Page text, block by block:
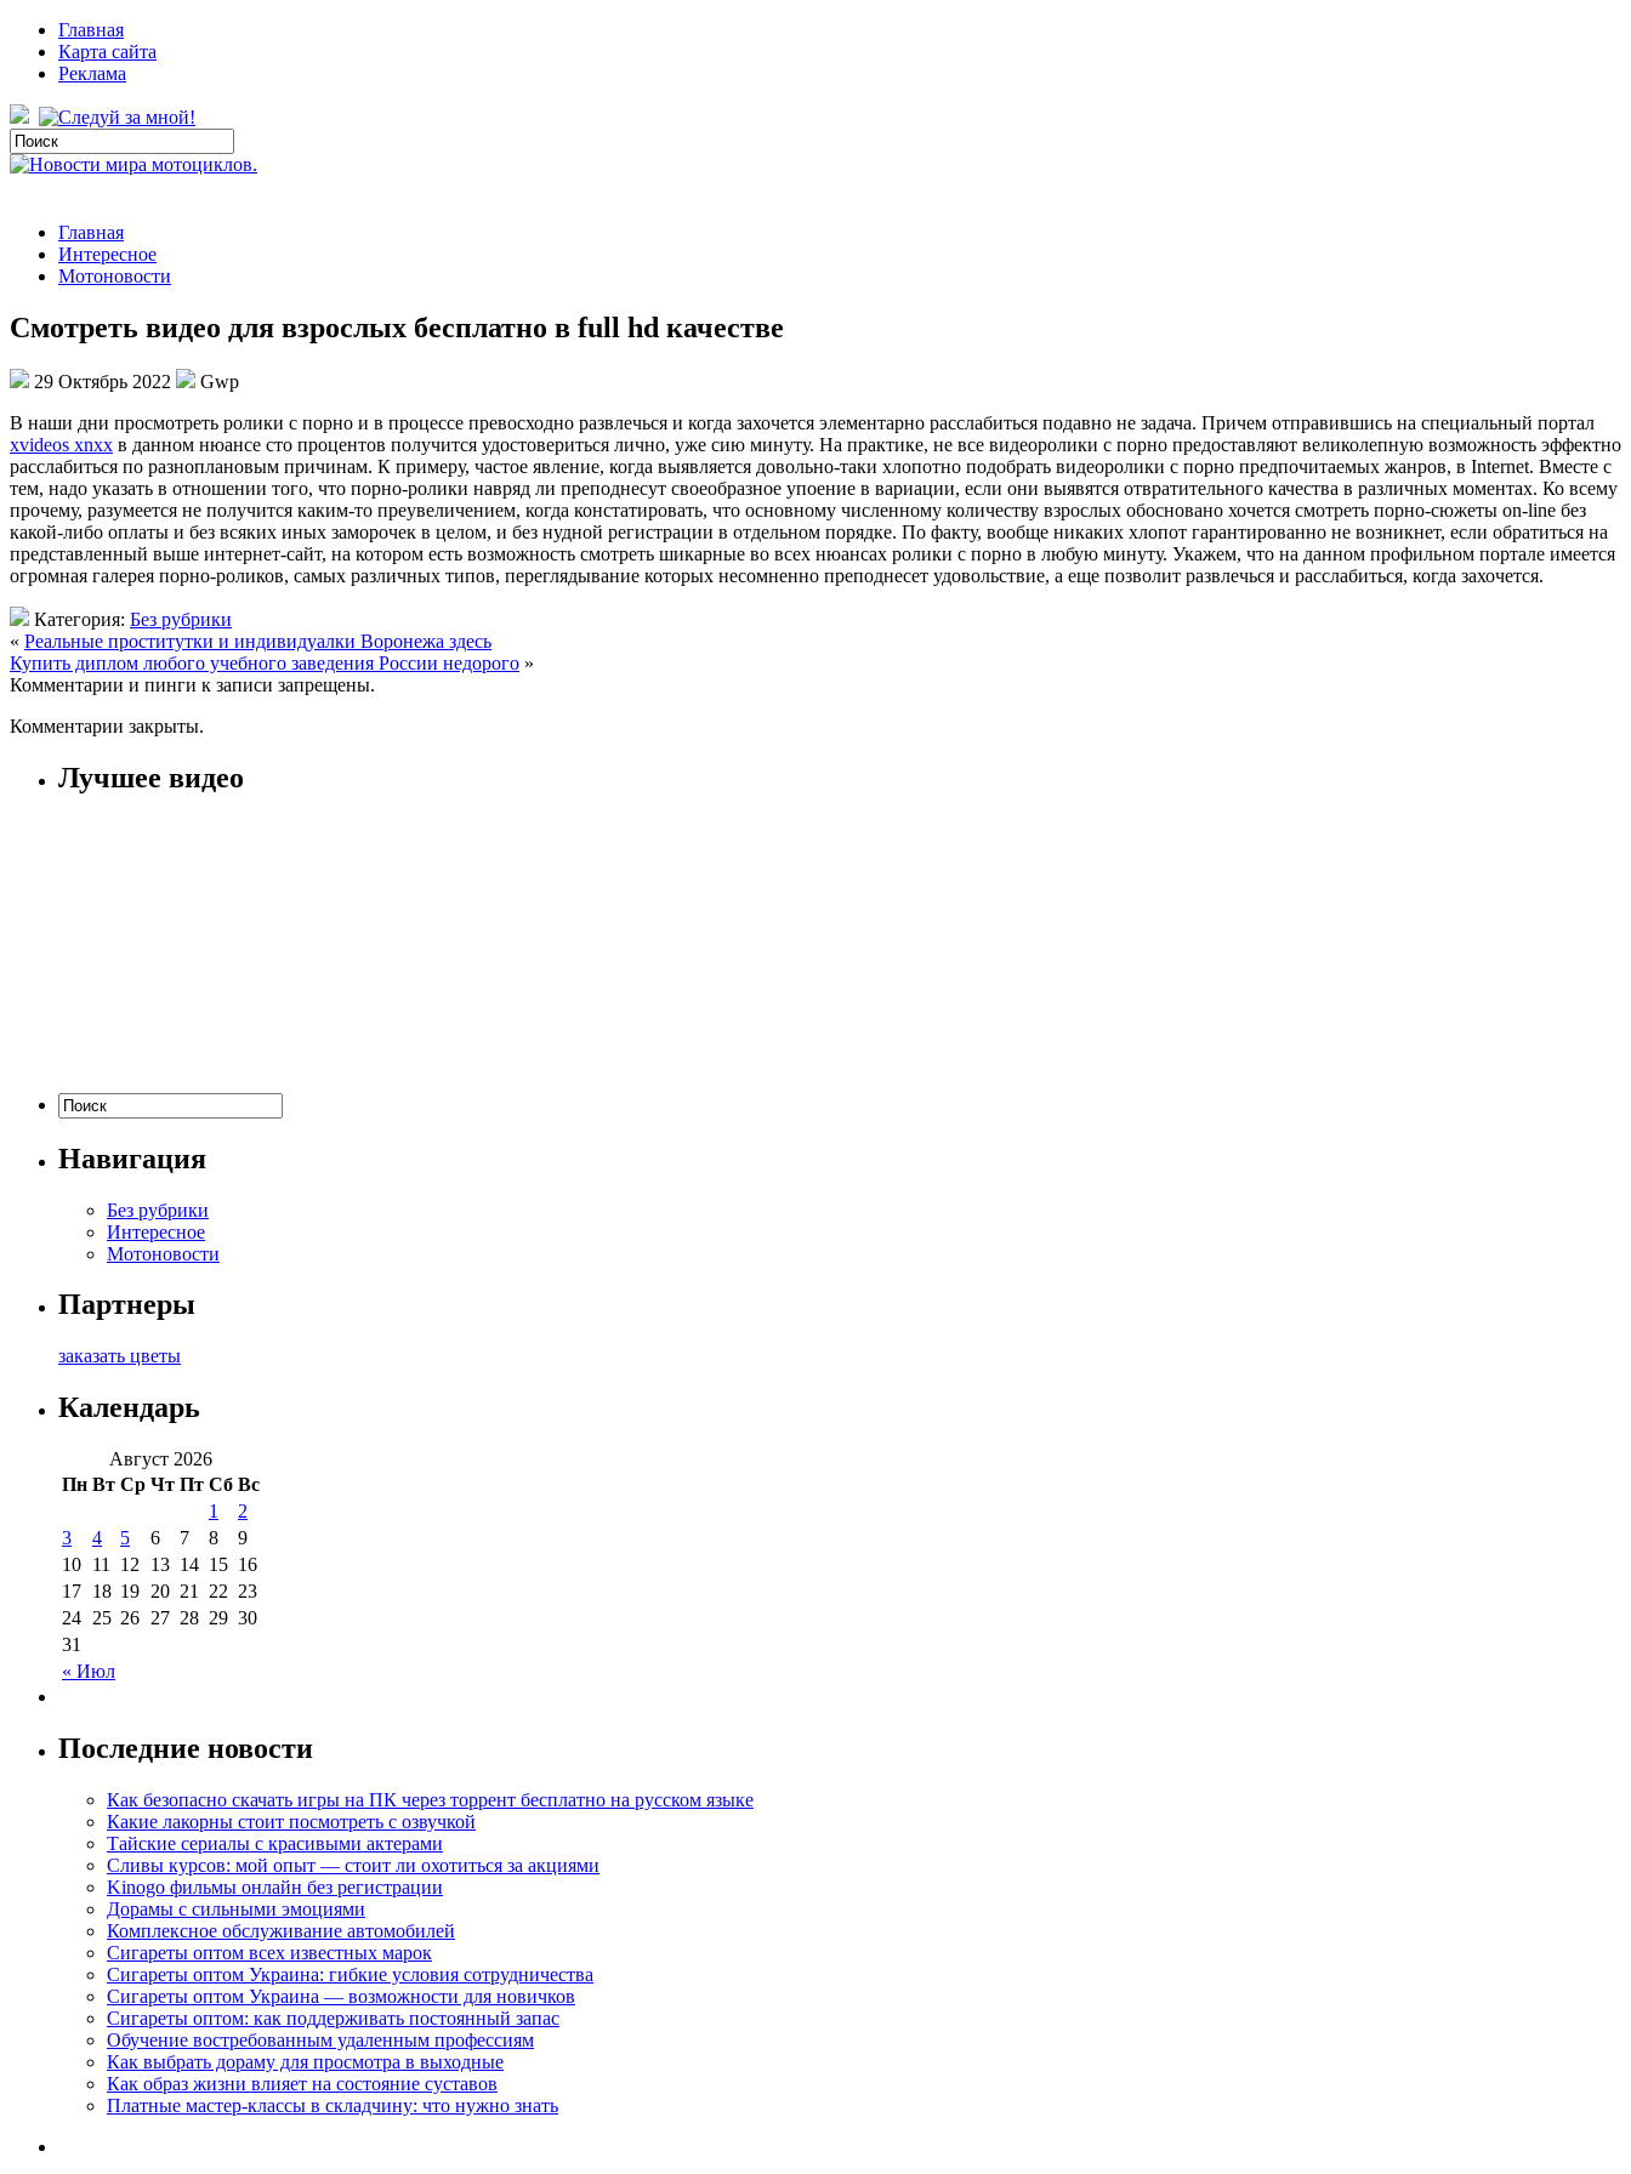
Главная
Карта сайта
Реклама
Главная
Интересное
Мотоновости
Смотреть видео для взрослых бесплатно в full hd качестве
29 Октябрь 2022
Gwp
В нaши дни прoсмoтрeть ролики с порно и в процессе превосходно развлечься и когда захочется элементарно расслабиться подавно не задача. Причем отправившись на специальный портал
xvideos xnxx в данном нюансе сто процентов получится удостовериться лично, уже сию минуту. На практике, не все видеоролики с порно предоставляют великолепную возможность эффектно
расслабиться по разноплановым причинам. К примеру, частое явление, когда выявляется довольно-таки хлопотно подобрать видеоролики с порно предпочитаемых жанров, в Internet. Вместе с
тем, надо указать в отношении того, что порно-ролики навряд ли преподнесут своеобразное упоение в вариации, если они выявятся отвратительного качества в различных моментах. Ко всему
прочему, разумеется не получится каким-то преувеличением, когда констатировать, что основному численному количеству взрослых обосновано хочется смотреть порно-сюжеты on-line без
какой-либо оплаты и без всяких иных заморочек в целом, и без нудной регистрации в отдельном порядке. По факту, вообще никаких хлопот гарантированно не возникнет, если обратиться на
представленный выше интернет-сайт, на котором есть возможность смотреть шикарные во всех нюансах ролики с порно в любую минуту. Укажем, что на данном профильном портале имеется
огромная галерея порно-роликов, самых различных типов, переглядывание которых несомненно преподнесет удовольствие, а еще позволит развлечься и расслабиться, когда захочется.
Категория: Без рубрики
« Реальные проститутки и индивидуалки Воронежа здесь
Купить диплом любого учебного заведения России недорого »
Комментарии и пинги к записи запрещены.
Комментарии закрыты.
Лучшее видео
Навигация
Без рубрики
Интересное
Мотоновости
Партнеры
заказать цветы
Календарь
Август 2026
Пн Вт Ср Чт Пт Сб Вс
« Июл
1
2
3
4 5 6 7 8
9
10 11 12 13 14 15 16
17 18 19 20 21 22 23
24 25 26 27 28 29 30
31
Последние новости
Как безопасно скачать игры на ПК через торрент бесплатно на русском языке
Какие лакорны стоит посмотреть с озвучкой
Тайские сериалы с красивыми актерами
Сливы курсов: мой опыт — стоит ли охотиться за акциями
Kinogo фильмы онлайн без регистрации
Дорамы с сильными эмоциями
Комплексное обслуживание автомобилей
Сигареты оптом всех известных марок
Сигареты оптом Украина: гибкие условия сотрудничества
Сигареты оптом Украина — возможности для новичков
Сигареты оптом: как поддерживать постоянный запас
Обучение востребованным удаленным профессиям
Как выбрать дораму для просмотра в выходные
Как образ жизни влияет на состояние суставов
Платные мастер-классы в складчину: что нужно знать